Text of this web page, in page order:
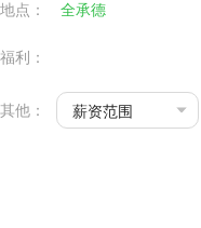
地点： 全承德
福利：
其他： 薪资范围